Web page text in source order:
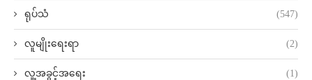
ရုပ်သံ (547)
လူမျိုးရေးရာ (2)
လူ့အခွင့်အရေး (1)